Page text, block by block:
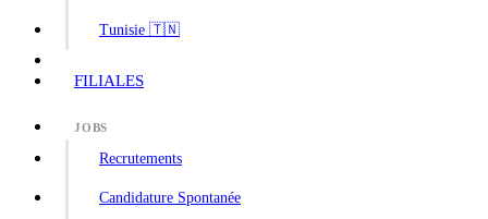
Tunisie 🇹🇳
FILIALES
JOBS
Recrutements
Candidature Spontanée